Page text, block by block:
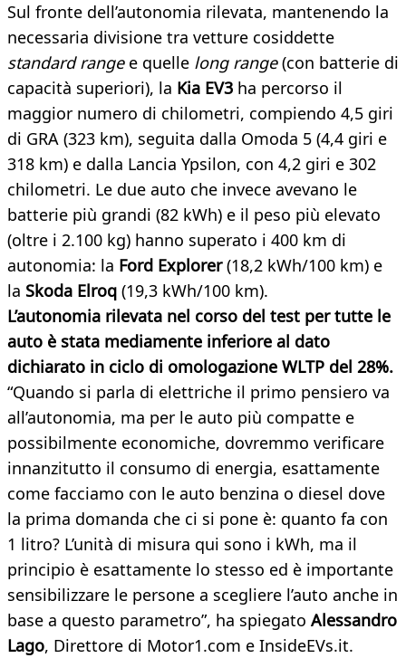
Sul fronte dell’autonomia rilevata, mantenendo la
necessaria divisione tra vetture cosiddette
standard rangee quelle long range(con batterie di
capacità superiori), la Kia EV3 ha percorso il
maggior numero di chilometri, compiendo 4,5 giri
di GRA (323 km), seguita dalla Omoda 5 (4,4 giri e
318 km) e dalla Lancia Ypsilon, con 4,2 giri e 302
chilometri. Le due auto che invece avevano le
batterie più grandi (82 kWh) e il peso più elevato
(oltre i 2.100 kg) hanno superato i 400 km di
autonomia: la Ford Explorer(18,2 kWh/100 km) e
la Skoda Elroq (19,3 kWh/100 km).
L’autonomia rilevata nel corso del test per tutte le
auto è stata mediamente inferiore al dato
dichiarato in ciclo di omologazione WLTP del 28%.
“Quando si parla di elettriche il primo pensiero va
all’autonomia, ma per le auto più compatte e
possibilmente economiche, dovremmo verificare
innanzitutto il consumo di energia, esattamente
come facciamo con le auto benzina o diesel dove
la prima domanda che ci si pone è: quanto fa con
1 litro? L’unità di misura qui sono i kWh, ma il
principio è esattamente lo stesso ed è importante
sensibilizzare le persone a scegliere l’auto anche in
base a questo parametro”, ha spiegato Alessandro
Lago, Direttore di Motor1.com e InsideEVs.it.